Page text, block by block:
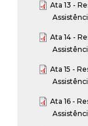
Ata 13 -
Ata 14 -
Ata 15 -
Ata 16 -